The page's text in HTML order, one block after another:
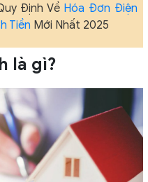
Định Về Hóa Đơn Điện
Tiền Mới Nhất 2025
là gì?